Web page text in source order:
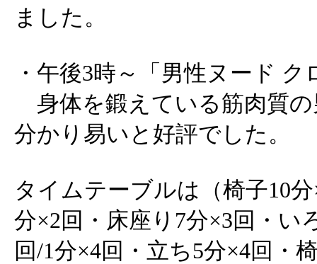
ました。
・午後3時～「男性ヌード ク
身体を鍛えている筋肉質
分かり易いと好評でした。
タイムテーブルは（椅子10
分×2回・床座り7分×3回・い
回/1分×4回・立ち5分×4回・